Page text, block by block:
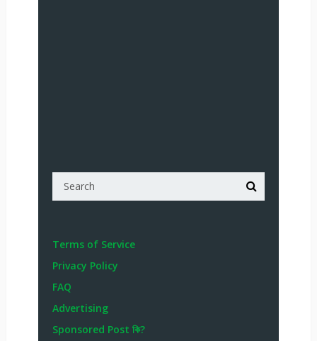
Terms of Service
Privacy Policy
FAQ
Advertising
Sponsored Post কি?